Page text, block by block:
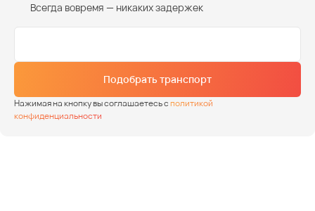
Всегда вовремя — никаких задержек
Подобрать транспорт
Нажимая на кнопку вы соглашаетесь сполитикой
конфиденциальности